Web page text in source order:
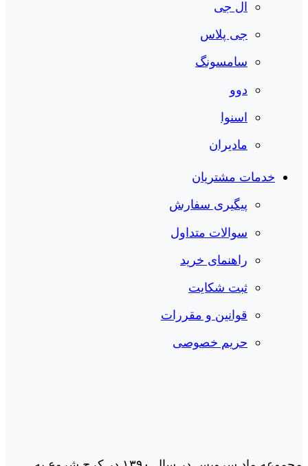
ال جی
جی پلاس
سامسونگ
دوو
اسنوا
مادیران
خدمات مشتریان
پیگیری سفارش
سوالات متداول
راهنمای خرید
ثبت شکایت
قوانین و مقررات
حریم خصوصی